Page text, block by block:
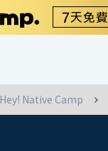
Hey! Native Camp